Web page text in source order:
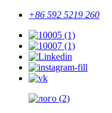
+86 592 5219 260